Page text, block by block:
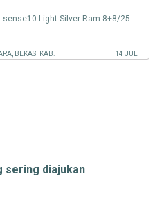
Sharp Aquos sense10 Light Silver Ram 8+8/256GB Hp Compaq Terlaris
BEKASI KAB. 14 JUL
sering diajukan